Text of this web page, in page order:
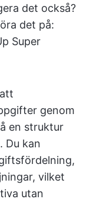
det också?
det på:
Super
genom
en struktur
Du kan
vilket
utan